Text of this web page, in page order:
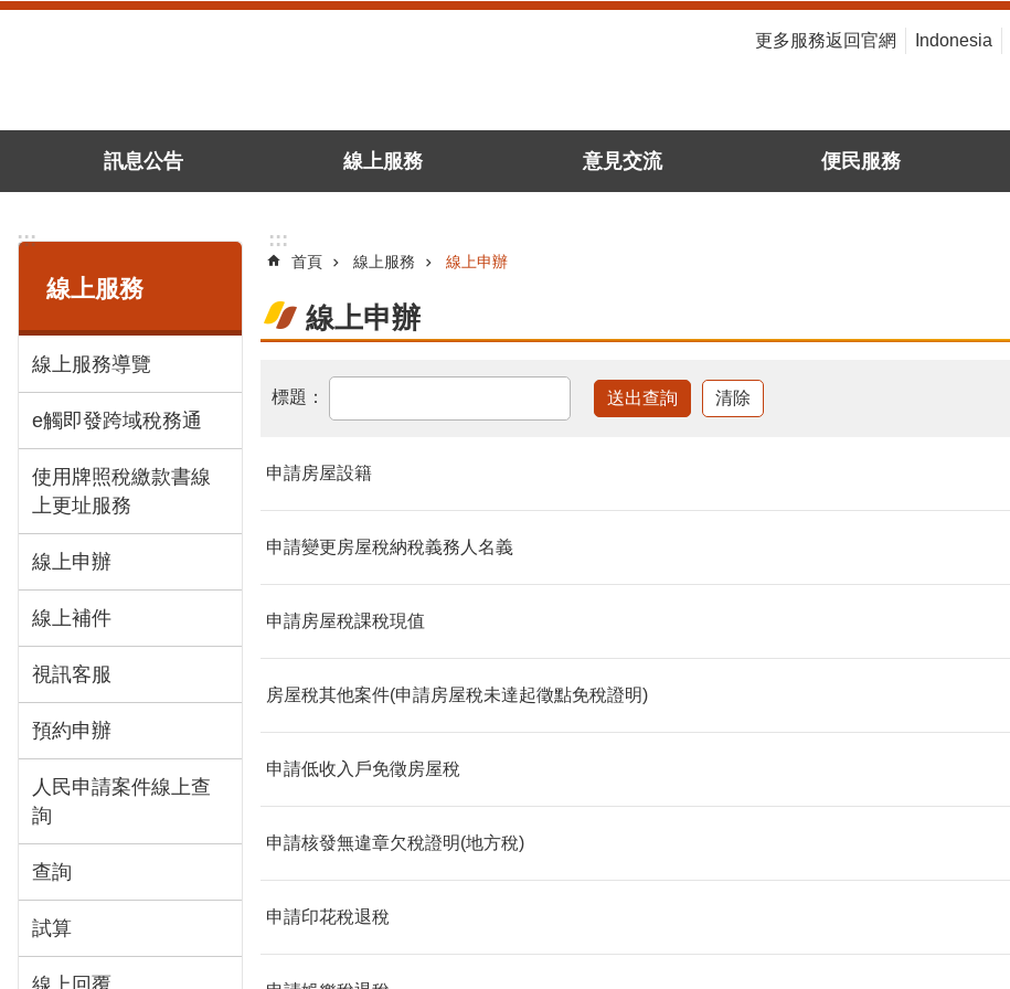
更多服務返回官網 Indonesia
訊息公告 線上服務 意見交流 便民服務
:::
線上服務
線上服務導覽
e觸即發跨域稅務通
使用牌照稅繳款書線
上更址服務
線上申辦
線上補件
視訊客服
預約申辦
人民申請案件線上查
詢
查詢
試算
線上回覆
:::
首頁 線上服務 線上申辦
線上申辦
申請房屋設籍
申請變更房屋稅納稅義務人名義
申請房屋稅課稅現值
房屋稅其他案件(申請房屋稅未達起徵點免稅證明)
申請低收入戶免徵房屋稅
申請核發無違章欠稅證明(地方稅)
申請印花稅退稅